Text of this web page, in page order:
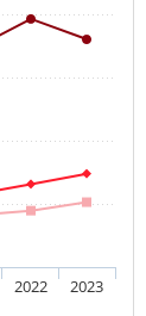
2022 2023